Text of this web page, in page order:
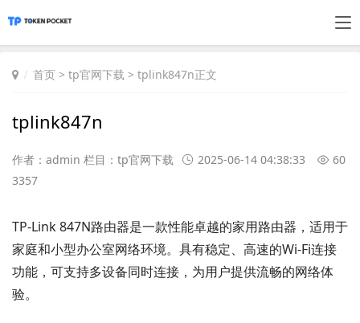
首页 > tp官网下载 > tplink847n正文
tplink847n
作者：admin 栏目： tp官网下载 2025-06-14 04:38:33
60
3357
TP-Link 847N路由器是一款性能卓越的家用路由器，适用于
家庭和小型办公室网络环境。具有稳定、高速的Wi-Fi连接
功能，可支持多设备同时连接，为用户提供流畅的网络体
验。